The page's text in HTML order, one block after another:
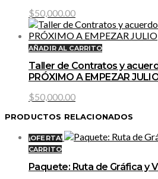
$50,000.00
AÑADIR AL CARRITO
Taller de Contratos y
PRÓXIMO A EMPEZAR
$50,000.00
PRODUCTOS RELACIONADOS
¡OFERTA!
CARRITO
Paquete: Ruta de Gráfica y